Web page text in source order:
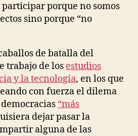
porque no somos
sino porque “no
de batalla del
trabajo de los estudios
y la tecnología, en los que
con fuerza el dilema
“más
dejar pasar la
alguna de las